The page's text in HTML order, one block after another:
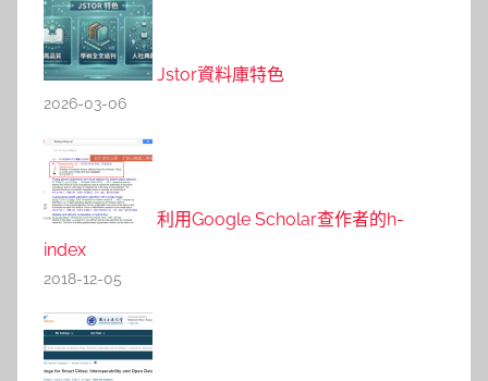
Jstor資料庫特色
2026-03-06
利用Google Scholar查作者的h-
index
2018-12-05